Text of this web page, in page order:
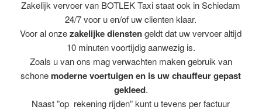
Zakelijk vervoer van BOTLEK Taxi staat ook in Schiedam
24/7 voor u en/of uw clienten klaar.
Voor al onzezakelijke dienstengeldt dat uw vervoer altijd
10 minuten voortijdig aanwezig is.
Zoals u van ons mag verwachten maken gebruik van
schone moderne voertuigen en is uw chauffeur gepast
gekleed.
Naast ”op rekening rijden” kunt u tevens per factuur